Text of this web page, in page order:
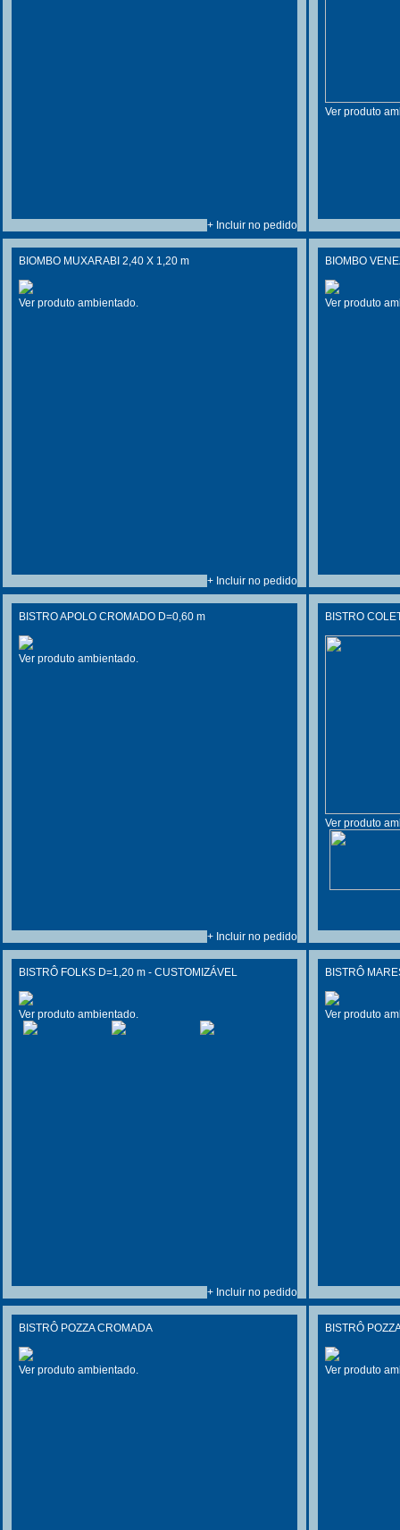
+ Incluir no pedido
Ver produto
BIOMBO MUXARABI 2,40 X 1,20 m
Ver produto ambientado.
+ Incluir no pedido
BIOMBO
Ver produto
BISTRO APOLO CROMADO D=0,60 m
Ver produto ambientado.
+ Incluir no pedido
BISTRO
Ver produto
BISTRÔ FOLKS D=1,20 m - CUSTOMIZÁVEL
Ver produto ambientado.
+ Incluir no pedido
BISTRÔ
Ver produto
BISTRÔ POZZA CROMADA
Ver produto ambientado.
BISTRÔ
Ver produto